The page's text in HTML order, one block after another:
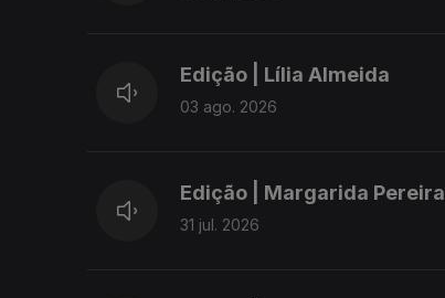
Edição | Lília Almeida
03 ago. 2026
Edição | Margarida Pereira
31 jul. 2026